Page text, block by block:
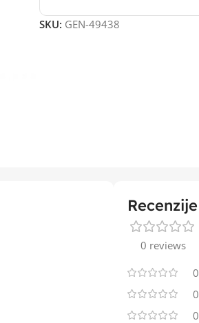
SKU: GEN-49438
Recenzije
0 reviews
0
0
0